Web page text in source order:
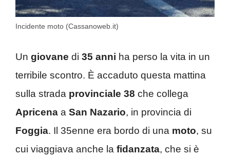
Incidente moto (Cassanoweb.it)
Un giovane di 35 anni ha perso la vita in un
terribile scontro. È accaduto questa mattina
sulla strada provinciale 38 che collega
Apricena a San Nazario, in provincia di
Foggia. Il 35enne era bordo di una moto, su
cui viaggiava anche la fidanzata, che si è